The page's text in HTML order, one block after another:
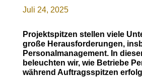
Juli 24, 2025
Projektspitzen stellen viele
große Herausforderungen,
Personalmanagement. In
beleuchten wir, wie Betriebe
während Auftragsspitzen